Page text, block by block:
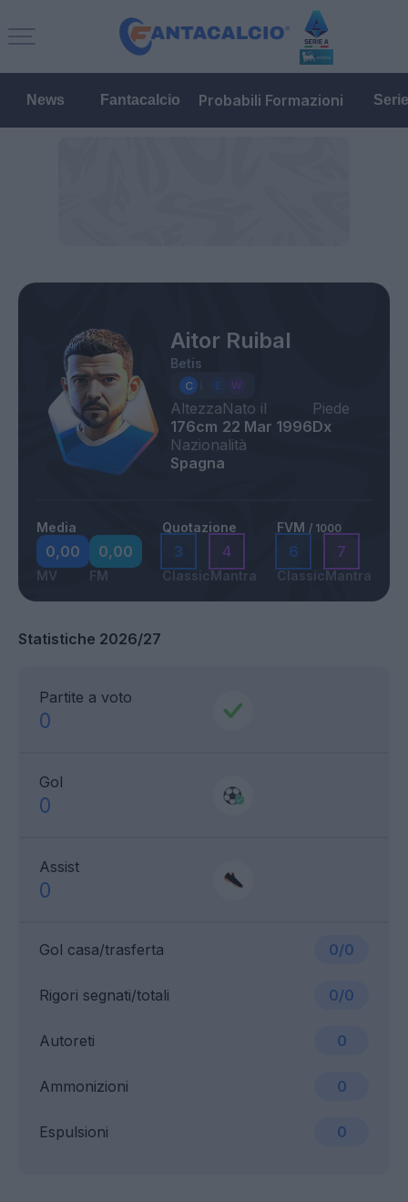
News Fantacalcio Probabili Formazioni
Aitor Ruibal
Betis
Altezza
176cm
Nato il
22 Mar 1996
Piede
Dx
Nazionalità
Spagna
Media
0,00
MV
0,00
FM
Quotazione
3
Classic
4
Mantra
FVM / 1000
6
Classic
7
Mantra
Statistiche 2026/27
Partite a voto
0
Gol
0
Assist
0
Gol casa/trasferta 0/0
Ammonizioni 0
Rigori segnati/totali 0/0
Espulsioni 0
Autoreti 0